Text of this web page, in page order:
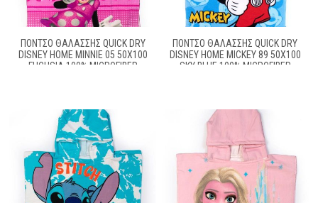
ΠΌΝΤΣΟ ΘΑΛΆΣΣΗΣ QUICK DRY
DISNEY HOME MINNIE 05 50X100
FUCHSIA 100% MICROFIBER
ΠΌΝΤΣΟ ΘΑΛΆΣΣΗΣ QUICK DRY
DISNEY HOME MICKEY 89 50X100
SKY BLUE 100% MICROFIBER